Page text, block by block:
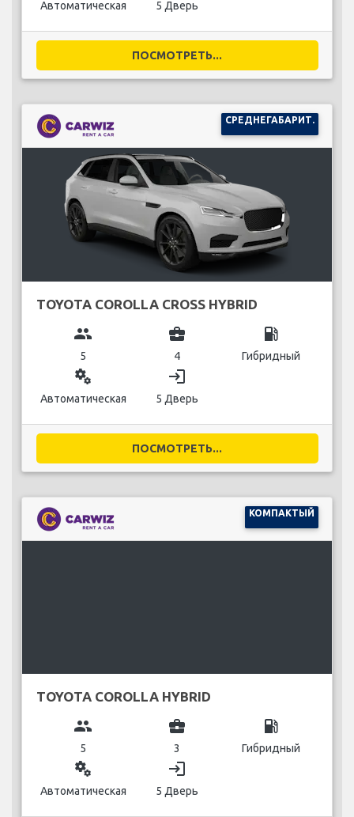
Автоматическая 5 Дверь
ПОСМОТРЕТЬ...
СРЕДНЕГАБАРИТ.
TOYOTA COROLLA CROSS HYBRID
group
5
business_center
4
local_gas_station
Гибридный
miscellaneous_services
Автоматическая
login
5 Дверь
ПОСМОТРЕТЬ...
КОМПАКТЫЙ
TOYOTA COROLLA HYBRID
group
5
business_center
3
local_gas_station
Гибридный
miscellaneous_services
Автоматическая
login
5 Дверь